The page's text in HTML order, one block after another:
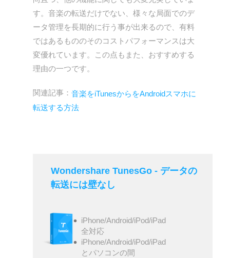
す。音楽の転送だけでない、様々な局面でのデ
ータ管理を長期的に行う事が出来るので、有料
ではあるもののそのコストパフォーマンスは大
変優れています。この点もまた、おすすめする
理由の一つです。
関連記事： 音楽をiTunesからをAndroidスマホに
転送する方法
Wondershare TunesGo - データの
転送には壁なし
iPhone/Android/iPod/iPad
全対応
iPhone/Android/iPod/iPad
とパソコンの間